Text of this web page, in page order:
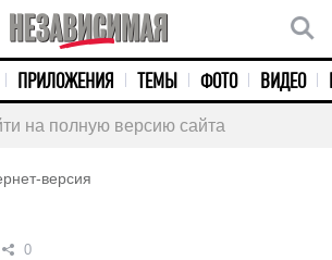
ПРИЛОЖЕНИЯ ТЕМЫ ФОТО ВИДЕО
на полную версию сайта
версия
0